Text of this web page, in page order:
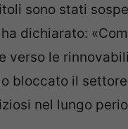
sono stati
dichiarato:
verso le
bloccato il
nel lungo